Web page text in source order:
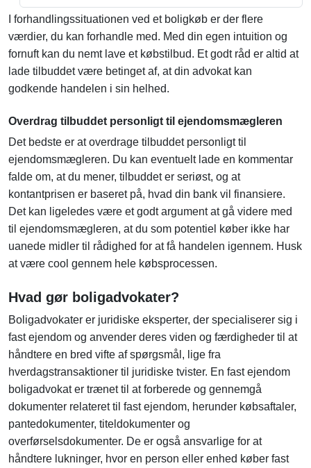
I forhandlingssituationen ved et boligkøb er der flere
værdier, du kan forhandle med. Med din egen intuition og
fornuft kan du nemt lave et købstilbud. Et godt råd er altid at
lade tilbuddet være betinget af, at din advokat kan
godkende handelen i sin helhed.
Overdrag tilbuddet personligt til ejendomsmægleren
Det bedste er at overdrage tilbuddet personligt til
ejendomsmægleren. Du kan eventuelt lade en kommentar
falde om, at du mener, tilbuddet er seriøst, og at
kontantprisen er baseret på, hvad din bank vil finansiere.
Det kan ligeledes være et godt argument at gå videre med
til ejendomsmægleren, at du som potentiel køber ikke har
uanede midler til rådighed for at få handelen igennem. Husk
at være cool gennem hele købsprocessen.
Hvad gør boligadvokater?
Boligadvokater er juridiske eksperter, der specialiserer sig i
fast ejendom og anvender deres viden og færdigheder til at
håndtere en bred vifte af spørgsmål, lige fra
hverdagstransaktioner til juridiske tvister. En fast ejendom
boligadvokat er trænet til at forberede og gennemgå
dokumenter relateret til fast ejendom, herunder købsaftaler,
pantedokumenter, titeldokumenter og
overførselsdokumenter. De er også ansvarlige for at
håndtere lukninger, hvor en person eller enhed køber fast